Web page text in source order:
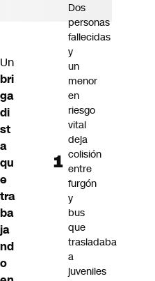
Un
bri
ga
di
st
a
qu
e
tra
ba
ja
nd
o
Dos
personas
fallecidas
y
un
menor
en
riesgo
vital
deja
colisión
entre
furgón
y
bus
que
trasladaba
a
juveniles